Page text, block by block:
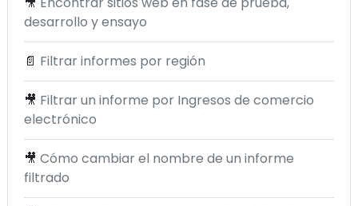
desarrollo y ensayo
📄 Filtrar informes por región
🎥 Filtrar un informe por Ingresos de comercio
electrónico
🎥 Cómo cambiar el nombre de un informe
filtrado